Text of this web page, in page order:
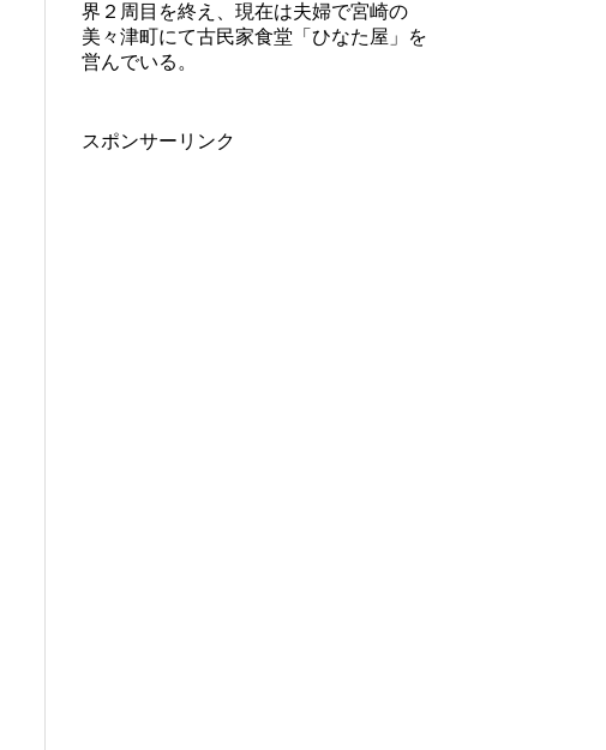
界２周目を終え、現在は夫婦で宮崎の
美々津町にて古民家食堂「ひなた屋」を
営んでいる。
スポンサーリンク